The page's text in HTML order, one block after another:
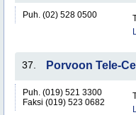
Puh. (02) 528 0500
37. Porvoon Tele-
Puh. (019) 521 3300
Faksi (019) 523 0682